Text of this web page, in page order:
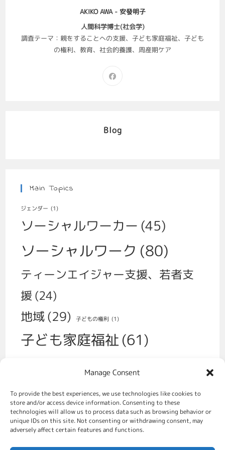
Manage Consent
To provide the best experiences, we use technologies like cookies to
store and/or access device information. Consenting to these
technologies will allow us to process data such as browsing behavior or
unique IDs on this site. Not consenting or withdrawing consent, may
adversely affect certain features and functions.
AKIKO AWA - 安發明子
人間科学博士(社会学)
調査テーマ：親をすることへの支援、子ども家庭福祉、子ども
の権利、教育、社会的養護、周産期ケア
Blog
Main Topics
ジェンダー (1)
ソーシャルワーカー (45)
ソーシャルワーク (80)
ティーンエイジャー支援、若者支
援 (24)
地域(29) 子どもの権利 (1)
子ども家庭福祉(61)
福祉政策(70) 移民 (2)
虐待対策、社会的養護 (49)